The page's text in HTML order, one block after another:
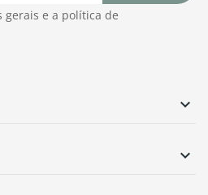


gerais e a política de